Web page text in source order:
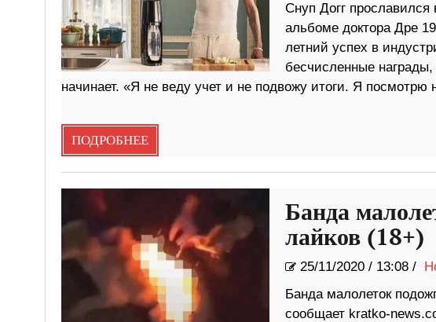
Снуп Догг прославился
альбоме доктора Дре
летний успех в
бесчисленные награды,
начинает. «Я не веду учет и не подвожу итоги. Я посмотрю
ПОДРОБНЕЕ
Банда
лайков (18+)
25/11/2020/ 13:08 /
Банда малолеток
сообщает kratko-